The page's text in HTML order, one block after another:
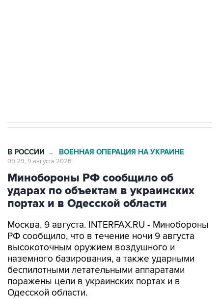
В РОССИИ → ВОЕННАЯ ОПЕРАЦИЯ НА УКРАИНЕ
09:29, 9 августа 2026
Минобороны РФ сообщило об
ударах по объектам в украинских
портах и в Одесской области
Москва. 9 августа. INTERFAX.RU - Минобороны
РФ сообщило, что в течение ночи 9 августа
высокоточным оружием воздушного и
наземного базирования, а также ударными
беспилотными летательными аппаратами
поражены цели в украинских портах и в
Одесской области.